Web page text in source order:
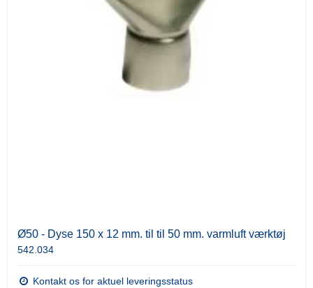
Ø50 - Dyse 150 x 12 mm. til til 50 mm. varmluft værktøj
542.034
Kontakt os for aktuel leveringsstatus